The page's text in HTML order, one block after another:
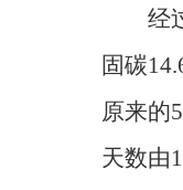
经
固碳
原来的
天数由